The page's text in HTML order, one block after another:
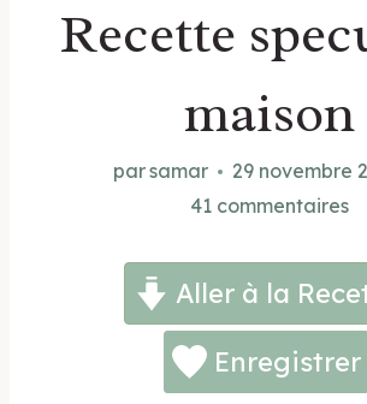
Recette
maison
parsamar
29 novembre
41 commentaires
Aller à la
Enregistrer